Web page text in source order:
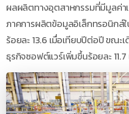
ผลผลิตทางอุตสาหกรรมที่มีมูลค่า
ภาคการผลิตข้อมูลอิเล็กทรอนิกส์
ร้อยละ 13.6 เมื่อเทียบปีต่อปี ขณะ
ธุรกิจซอฟต์แวร์เพิ่มขึ้นร้อยละ